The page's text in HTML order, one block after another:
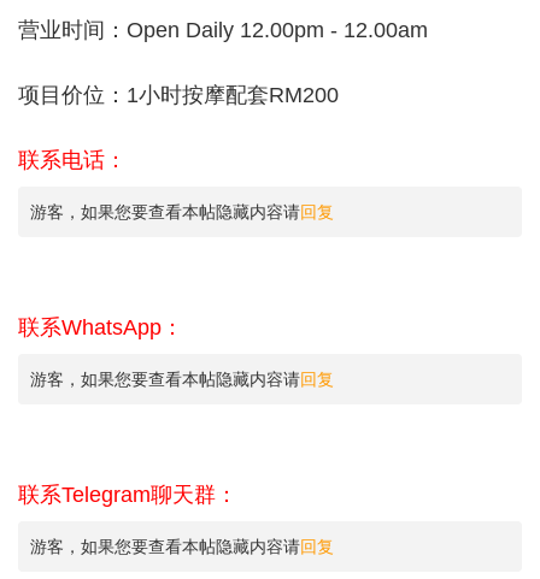
营业时间：Open Daily 12.00pm - 12.00am
项目价位：1小时按摩配套RM200
联系电话：
游客，如果您要查看本帖隐藏内容请回复
联系WhatsApp：
游客，如果您要查看本帖隐藏内容请回复
联系Telegram聊天群：
游客，如果您要查看本帖隐藏内容请回复